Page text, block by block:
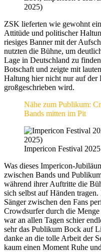
2025)
ZSK lieferten wie gewohnt
Attitüde und politischer
riesiges Banner mit der
nutzten die Bühne, um
Lage in Deutschland zu
Botschaft und zeigte mit
Haltung hier nicht nur auf der
großgeschrieben wird.
Nähe zum Publikum:
Bands mitten im Pit
Impericon Festival
Was dieses Impericon-
zwischen Bands und
während ihrer Auftritte die
sich selbst auf Händen
Sänger zwischen den Fans
Crowdsurfer durch die
war an allen Tagen schier
sehr das Publikum Bock auf
danke an die tolle Arbeit der
kaum einen Moment Ruhe